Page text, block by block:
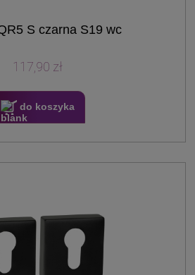
S czarna S19 wc
117,90 zł
do koszyka